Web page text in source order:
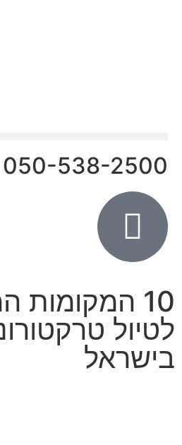
050-538-2500
10 המקומות
לטיול
בישראל